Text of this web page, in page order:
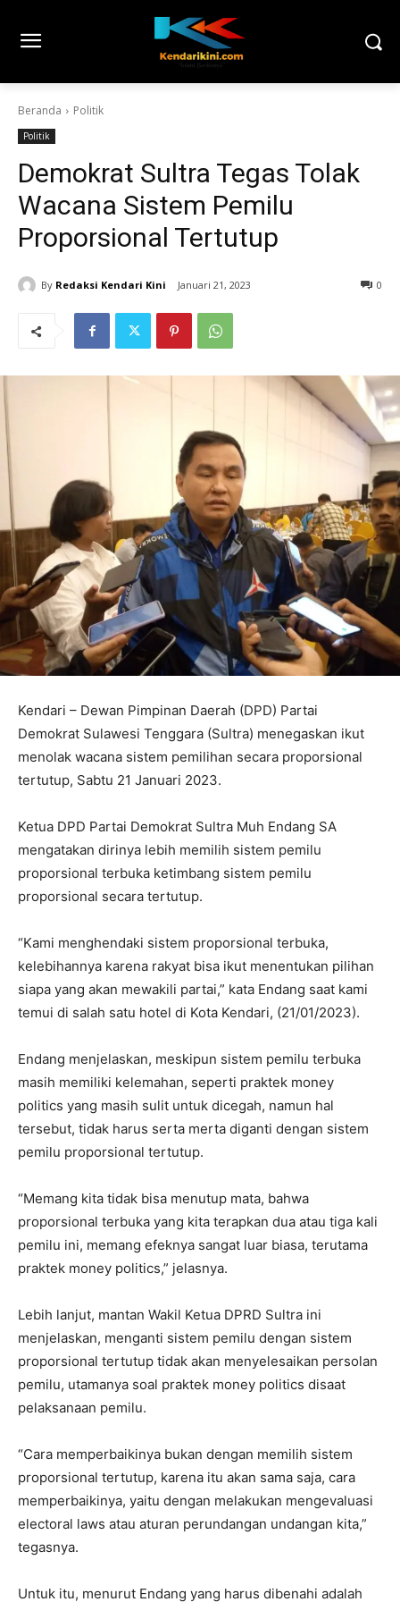
Beranda Politik
Politik
Demokrat Sultra Tegas Tolak
Wacana Sistem Pemilu
Proporsional Tertutup
By Redaksi Kendari Kini Januari 21, 2023 0
Kendari – Dewan Pimpinan Daerah (DPD) Partai
Demokrat Sulawesi Tenggara (Sultra) menegaskan ikut
menolak wacana sistem pemilihan secara proporsional
tertutup, Sabtu 21 Januari 2023.
Ketua DPD Partai Demokrat Sultra Muh Endang SA
mengatakan dirinya lebih memilih sistem pemilu
proporsional terbuka ketimbang sistem pemilu
proporsional secara tertutup.
“Kami menghendaki sistem proporsional terbuka,
kelebihannya karena rakyat bisa ikut menentukan pilihan
siapa yang akan mewakili partai,” kata Endang saat kami
temui di salah satu hotel di Kota Kendari, (21/01/2023).
Endang menjelaskan, meskipun sistem pemilu terbuka
masih memiliki kelemahan, seperti praktek money
politics yang masih sulit untuk dicegah, namun hal
tersebut, tidak harus serta merta diganti dengan sistem
pemilu proporsional tertutup.
“Memang kita tidak bisa menutup mata, bahwa
proporsional terbuka yang kita terapkan dua atau tiga kali
pemilu ini, memang efeknya sangat luar biasa, terutama
praktek money politics,” jelasnya.
Lebih lanjut, mantan Wakil Ketua DPRD Sultra ini
menjelaskan, menganti sistem pemilu dengan sistem
proporsional tertutup tidak akan menyelesaikan persolan
pemilu, utamanya soal praktek money politics disaat
pelaksanaan pemilu.
“Cara memperbaikinya bukan dengan memilih sistem
proporsional tertutup, karena itu akan sama saja, cara
memperbaikinya, yaitu dengan melakukan mengevaluasi
electoral laws atau aturan perundangan undangan kita,”
tegasnya.
Untuk itu, menurut Endang yang harus dibenahi adalah